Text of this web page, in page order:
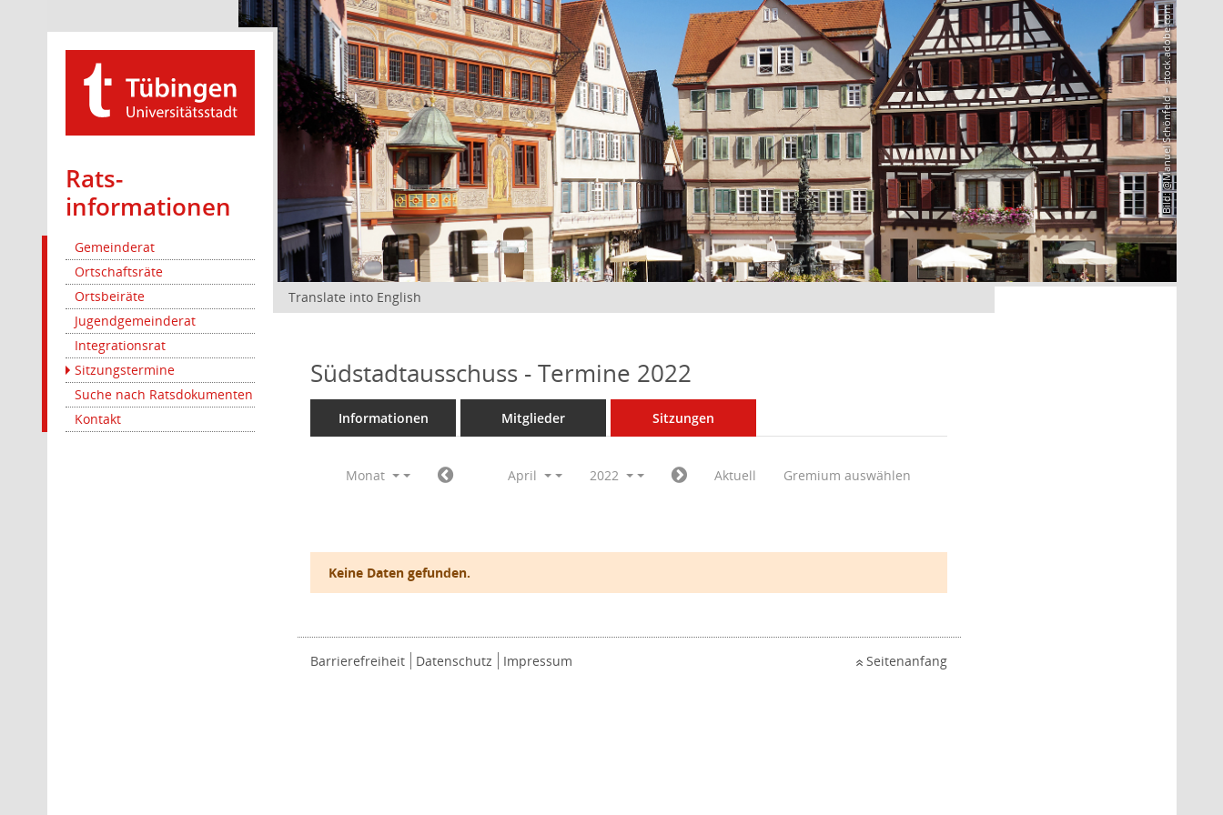
Rats­
informationen
Gemeinderat
Ortschaftsräte
Ortsbeiräte
Jugendgemeinderat
Integrationsrat
Sitzungstermine
Suche nach Ratsdokumenten
Kontakt
Bild: @Manuel Schönfeld – stock.adobe.com
Translate into English
Südstadtausschuss - Termine 2022
Informationen Mitglieder Sitzungen
Monat April 2022 Aktuell Gremium auswählen
Keine Daten gefunden.
Barrierefreiheit Datenschutz Impressum Seitenanfang